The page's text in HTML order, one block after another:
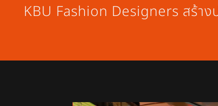
KBU Fashion Designers สร้า